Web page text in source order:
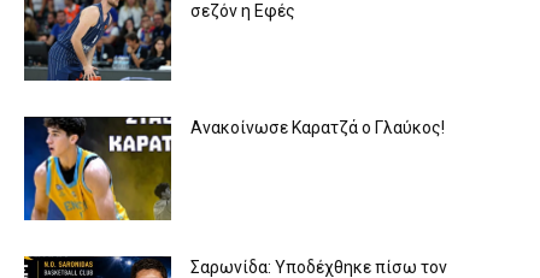
σεζόν η Εφές
Ανακοίνωσε Καρατζά ο Γλαύκος!
Σαρωνίδα: Υποδέχθηκε πίσω τον